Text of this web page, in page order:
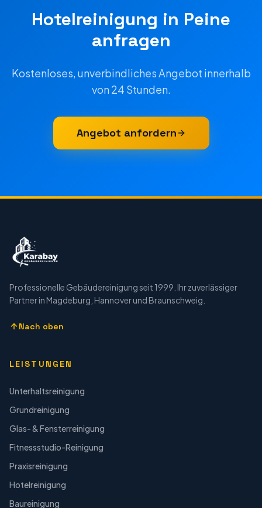
Hotelreinigung in Peine
anfragen
Kostenloses, unverbindliches Angebot innerhalb
von 24 Stunden.
Angebot anfordern
Professionelle Gebäudereinigung seit 1999. Ihr zuverlässiger
Partner in Magdeburg, Hannover und Braunschweig.
Nach oben
LEISTUNGEN
Unterhaltsreinigung
Grundreinigung
Glas- & Fensterreinigung
Fitnessstudio-Reinigung
Praxisreinigung
Hotelreinigung
Baureinigung